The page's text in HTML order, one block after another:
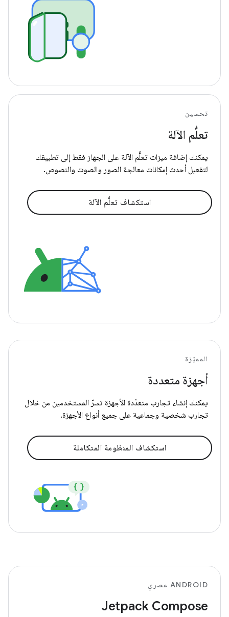
تحسين
تعلُّم الآلة
يمكنك إضافة ميزات تعلُّم الآلة على الجهاز فقط إلى تطبيقك
لتفعيل أحدث إمكانات معالجة الصور والصوت والنصوص.
استكشاف تعلُّم الآلة
المميّزة
أجهزة متعددة
يمكنك إنشاء تجارب متعدّدة الأجهزة تسرّ المستخدمين من خلال
تجارب شخصية وجماعية على جميع أنواع الأجهزة.
استكشاف المنظومة المتكاملة
ANDROID عصري
Jetpack Compose